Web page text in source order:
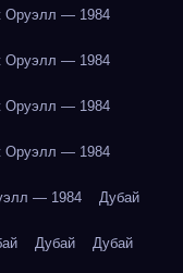
Оруэлл — 1984
Оруэлл — 1984
Оруэлл — 1984
Оруэлл — 1984
— 1984 Дубай
Дубай Дубай